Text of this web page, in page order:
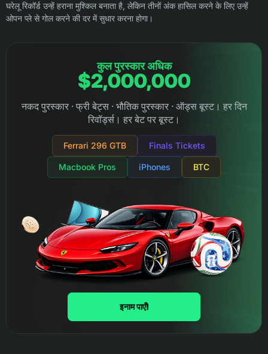
घरेलू रिकॉर्ड उन्हें हराना मुश्किल बनाता है, लेकिन तीनों अंक हासिल करने के लिए उन्हें
ओपन प्ले से गोल करने की दर में सुधार करना होगा।
कुल पुरस्कार अधिक
$2,000,000
नकद पुरस्कार · फ्री बेट्स · भौतिक पुरस्कार · ऑड्स बूस्ट। हर दिन
रिवॉर्ड्स। हर बेट पर बूस्ट।
Ferrari 296 GTB Finals Tickets
Macbook Pros iPhones BTC
इनाम पाएँ!